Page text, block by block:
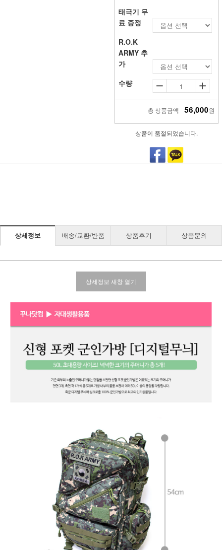
태극기 무
료 증정
R.O.K
ARMY 추
가
수량
총 상품금액 56,000원
상품이 품절되었습니다.
상세정보 배송/교환/반품 상품후기 상품문의
상세정보 새창 열기